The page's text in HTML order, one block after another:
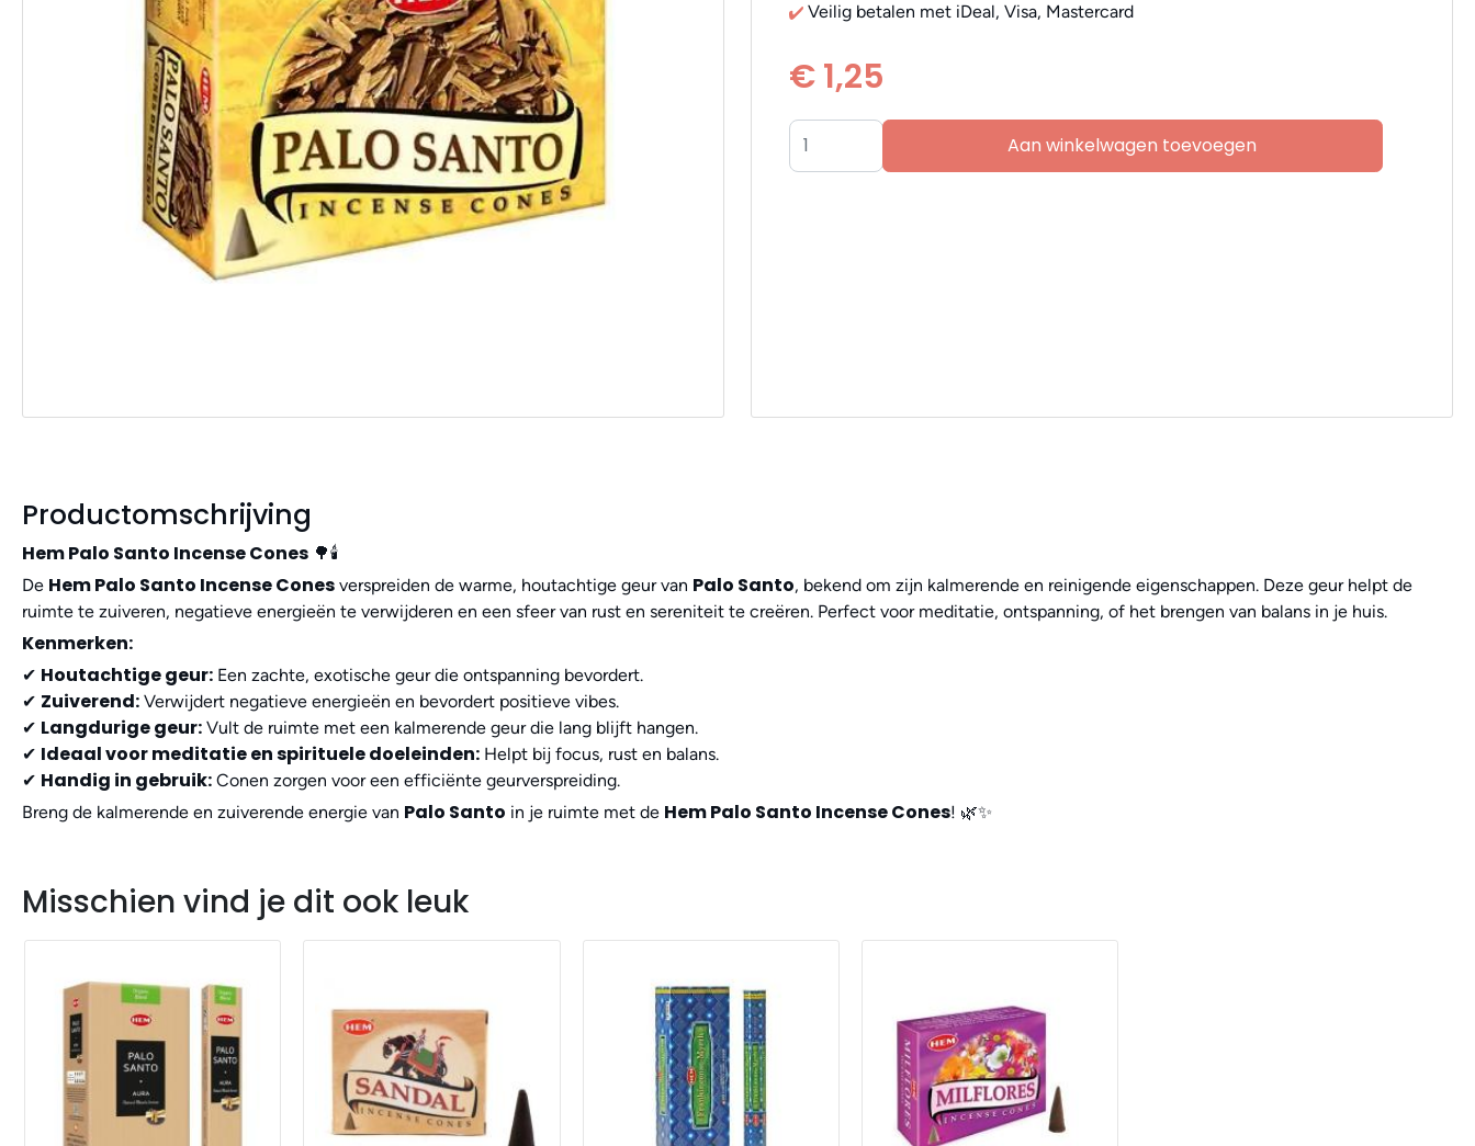
Veilig betalen met iDeal, Visa, Mastercard
€ 1,25
Aan winkelwagen toevoegen
Productomschrijving
Hem Palo Santo Incense Cones 🌳🕯️
De Hem Palo Santo Incense Cones verspreiden de warme, houtachtige geur van Palo Santo, bekend om zijn kalmerende en reinigende eigenschappen. Deze geur helpt de
ruimte te zuiveren, negatieve energieën te verwijderen en een sfeer van rust en sereniteit te creëren. Perfect voor meditatie, ontspanning, of het brengen van balans in je huis.
Kenmerken:
✔ Houtachtige geur: Een zachte, exotische geur die ontspanning bevordert.
✔ Zuiverend: Verwijdert negatieve energieën en bevordert positieve vibes.
✔ Langdurige geur: Vult de ruimte met een kalmerende geur die lang blijft hangen.
✔ Ideaal voor meditatie en spirituele doeleinden: Helpt bij focus, rust en balans.
✔ Handig in gebruik: Conen zorgen voor een efficiënte geurverspreiding.
Breng de kalmerende en zuiverende energie van Palo Santo in je ruimte met de Hem Palo Santo Incense Cones! 🌿✨
Misschien vind je dit ook leuk